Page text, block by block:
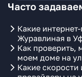
Часто
Какие
Журавлиная в
Как проверить,
моем доме на
Какие скорости